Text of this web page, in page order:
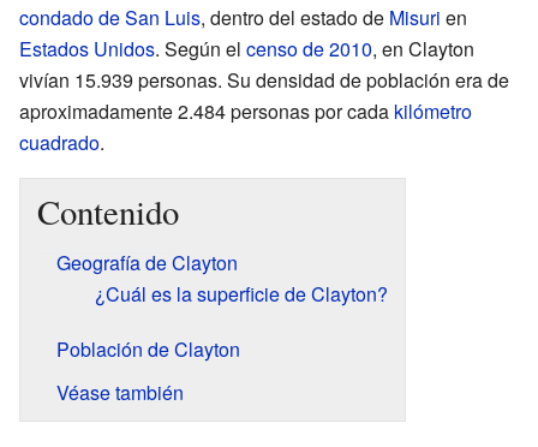
condado de San Luis, dentro del estado de Misuri en
Estados Unidos. Según el censo de 2010, en Clayton
vivían 15.939 personas. Su densidad de población era de
aproximadamente 2.484 personas por cada kilómetro
cuadrado.
Contenido
Geografía de Clayton
¿Cuál es la superficie de Clayton?
Población de Clayton
Véase también